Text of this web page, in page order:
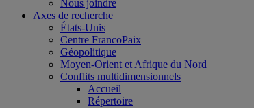
Nous joindre
Axes de recherche
États-Unis
Centre FrancoPaix
Géopolitique
Moyen-Orient et Afrique du Nord
Conflits multidimensionnels
Accueil
Répertoire